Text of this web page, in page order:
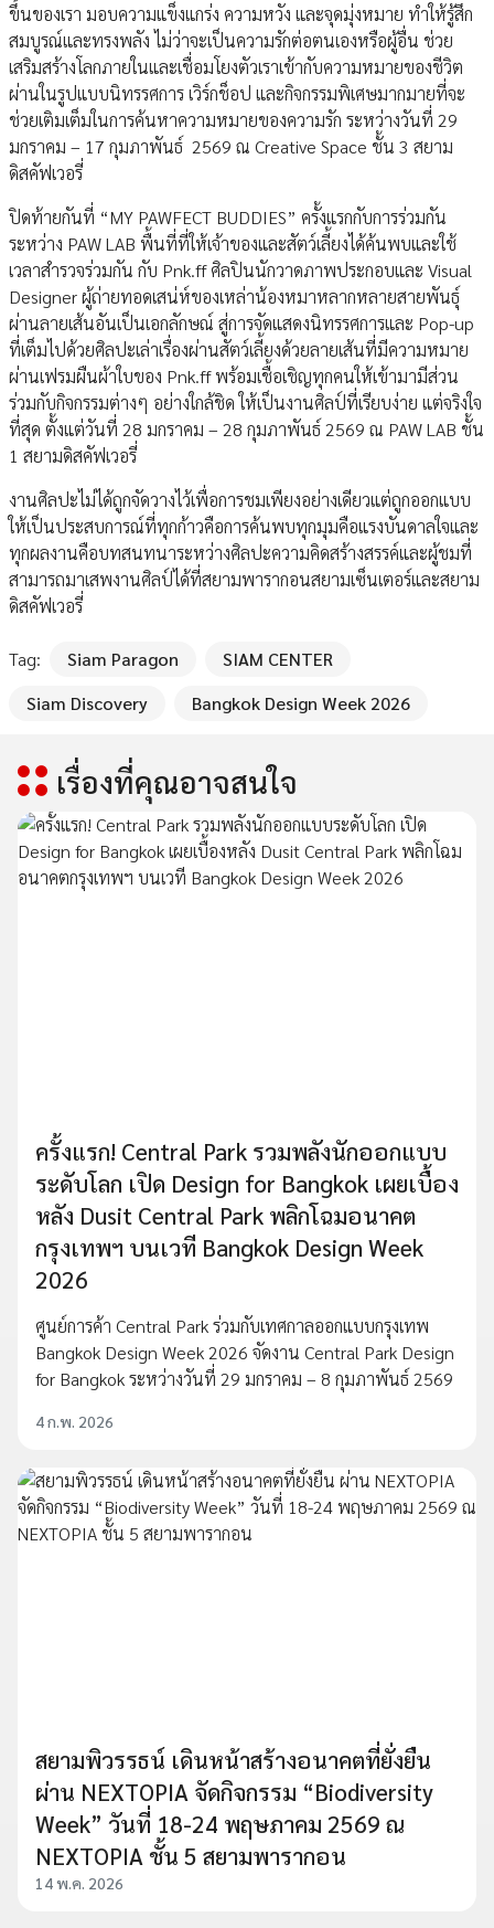
ขึ้นของเรา มอบความแข็งแกร่ง ความหวัง และจุดมุ่งหมาย ทำให้รู้สึก
สมบูรณ์และทรงพลัง ไม่ว่าจะเป็นความรักต่อตนเองหรือผู้อื่น ช่วย
เสริมสร้างโลกภายในและเชื่อมโยงตัวเราเข้ากับความหมายของชีวิต
ผ่านในรูปแบบนิทรรศการ เวิร์กช็อป และกิจกรรมพิเศษมากมายที่จะ
ช่วยเติมเต็มในการค้นหาความหมายของความรัก ระหว่างวันที่ 29
มกราคม – 17 กุมภาพันธ์ 2569 ณ Creative Space ชั้น 3 สยาม
ดิสคัฟเวอรี่
ปิดท้ายกันที่ “MY PAWFECT BUDDIES” ครั้งแรกกับการร่วมกัน
ระหว่าง PAW LAB พื้นที่ที่ให้เจ้าของและสัตว์เลี้ยงได้ค้นพบและใช้
เวลาสำรวจร่วมกัน กับ Pnk.ff ศิลปินนักวาดภาพประกอบและ Visual
Designer ผู้ถ่ายทอดเสน่ห์ของเหล่าน้องหมาหลากหลายสายพันธุ์
ผ่านลายเส้นอันเป็นเอกลักษณ์ สู่การจัดแสดงนิทรรศการและ Pop-up
ที่เต็มไปด้วยศิลปะเล่าเรื่องผ่านสัตว์เลี้ยงด้วยลายเส้นที่มีความหมาย
ผ่านเฟรมผืนผ้าใบของ Pnk.ff พร้อมเชื้อเชิญทุกคนให้เข้ามามีส่วน
ร่วมกับกิจกรรมต่างๆ อย่างใกล้ชิด ให้เป็นงานศิลป์ที่เรียบง่าย แต่จริงใจ
ที่สุด ตั้งแต่วันที่ 28 มกราคม – 28 กุมภาพันธ์ 2569 ณ PAW LAB ชั้น
1 สยามดิสคัฟเวอรี่
งานศิลปะไม่ได้ถูกจัดวางไว้เพื่อการชมเพียงอย่างเดียวแต่ถูกออกแบบ
ให้เป็นประสบการณ์ที่ทุกก้าวคือการค้นพบทุกมุมคือแรงบันดาลใจและ
ทุกผลงานคือบทสนทนาระหว่างศิลปะความคิดสร้างสรรค์และผู้ชมที่
สามารถมาเสพงานศิลป์ได้ที่สยามพารากอนสยามเซ็นเตอร์และสยาม
ดิสคัฟเวอรี่
Tag: Siam Paragon
SIAM CENTER
Siam Discovery
Bangkok Design Week 2026
เรื่องที่คุณอาจสนใจ
ครั้งแรก! Central Park รวมพลังนักออกแบบ
ระดับโลก เปิด Design for Bangkok เผยเบื้อง
หลัง Dusit Central Park พลิกโฉมอนาคต
กรุงเทพฯ บนเวที Bangkok Design Week
2026
ศูนย์การค้า Central Park ร่วมกับเทศกาลออกแบบกรุงเทพ
Bangkok Design Week 2026 จัดงาน Central Park Design
for Bangkok ระหว่างวันที่ 29 มกราคม – 8 กุมภาพันธ์ 2569
4 ก.พ. 2026
สยามพิวรรธน์ เดินหน้าสร้างอนาคตที่ยั่งยืน
ผ่าน NEXTOPIA จัดกิจกรรม “Biodiversity
Week” วันที่ 18-24 พฤษภาคม 2569 ณ
NEXTOPIA ชั้น 5 สยามพารากอน
14 พ.ค. 2026